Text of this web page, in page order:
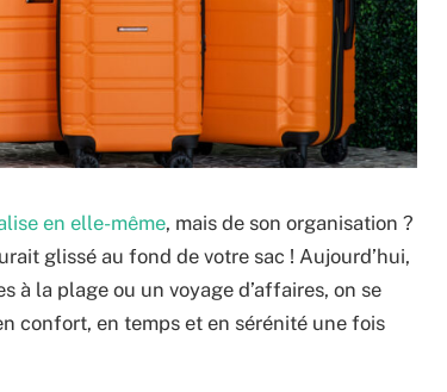
en elle-même, mais de son organisation ?
glissé au fond de votre sac ! Aujourd’hui,
à la plage ou un voyage d’affaires, on se
confort, en temps et en sérénité une fois